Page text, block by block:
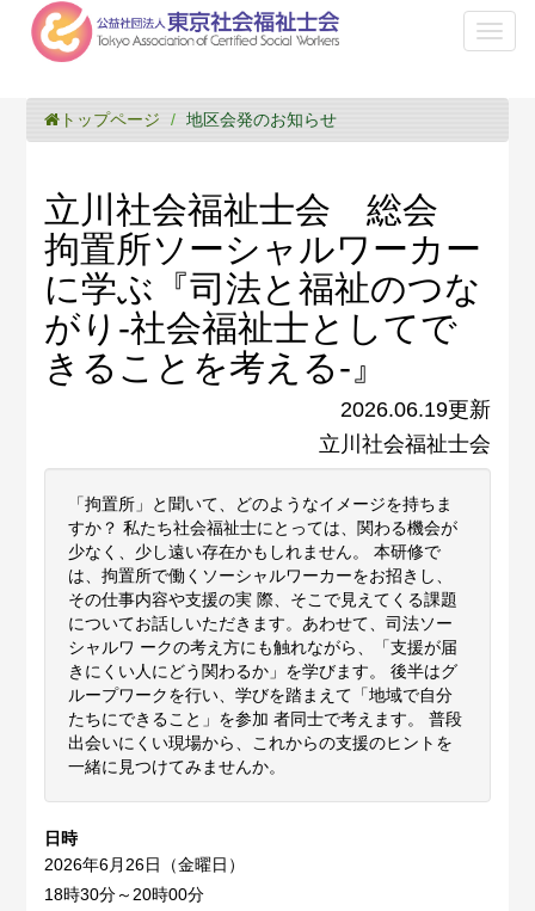
トップページ 地区会発のお知らせ
立川社会福祉士会 総会
拘置所ソーシャルワーカー
に学ぶ『司法と福祉のつな
がり‐社会福祉士としてで
きることを考える‐』
2026.06.19更新
立川社会福祉士会
「拘置所」と聞いて、どのようなイメージを持ちま
すか？ 私たち社会福祉士にとっては、関わる機会が
少なく、少し遠い存在かもしれません。 本研修で
は、拘置所で働くソーシャルワーカーをお招きし、
その仕事内容や支援の実 際、そこで見えてくる課題
についてお話しいただきます。あわせて、司法ソー
シャルワ ークの考え方にも触れながら、「支援が届
きにくい人にどう関わるか」を学びます。 後半はグ
ループワークを行い、学びを踏まえて「地域で自分
たちにできること」を参加 者同士で考えます。 普段
出会いにくい現場から、これからの支援のヒントを
一緒に見つけてみませんか。
日時
2026年6月26日（金曜日）
18時30分～20時00分